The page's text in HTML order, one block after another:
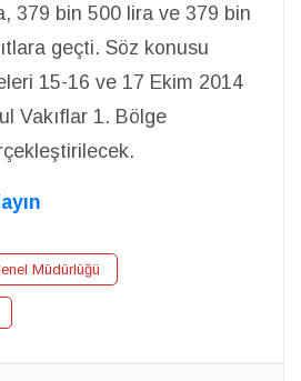
379 bin 500 lira ve 379 bin
geçti. Söz konusu
15-16 ve 17 Ekim 2014
Vakıflar 1. Bölge
Müdürlüğü